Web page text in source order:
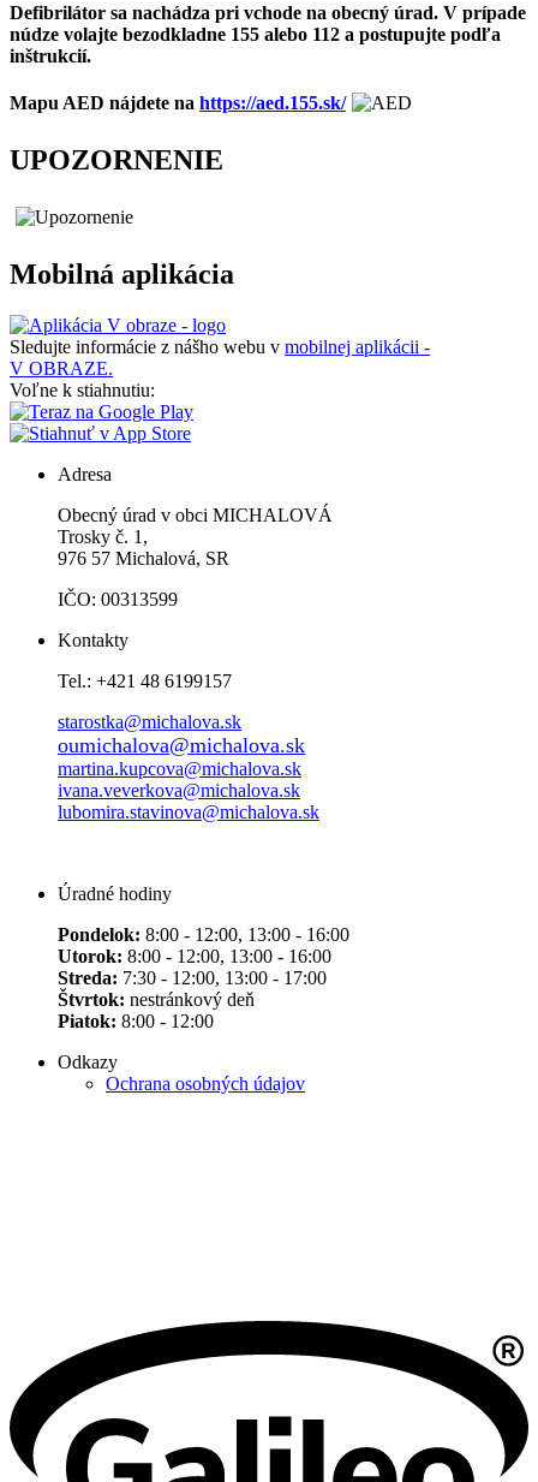
Defibrilátor sa nachádza pri vchode na obecný úrad. V prípade
núdze volajte bezodkladne 155 alebo 112 a postupujte podľa
inštrukcií.
Mapu AED nájdete na https://aed.155.sk/
UPOZORNENIE
Mobilná aplikácia
Sledujte informácie z nášho webu v mobilnej aplikácii -
V OBRAZE.
Voľne k stiahnutiu:
Adresa
Obecný úrad v obci MICHALOVÁ
Trosky č. 1,
976 57 Michalová, SR
IČO: 00313599
Kontakty
Tel.: +421 48 6199157
starostka@michalova.sk
oumichalova@michalova.sk
martina.kupcova@michalova.sk
ivana.veverkova@michalova.sk
lubomira.stavinova@michalova.sk
Úradné hodiny
Pondelok: 8:00 - 12:00, 13:00 - 16:00
Utorok: 8:00 - 12:00, 13:00 - 16:00
Streda: 7:30 - 12:00, 13:00 - 17:00
Štvrtok: nestránkový deň
Piatok: 8:00 - 12:00
Odkazy
Ochrana osobných údajov